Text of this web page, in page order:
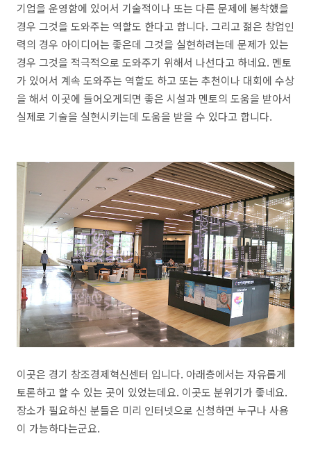
기업을 운영함에 있어서 기술적이나 또는 다른 문제에 봉착했을
경우 그것을 도와주는 역할도 한다고 합니다. 그리고 젊은 창업인
력의 경우 아이디어는 좋은데 그것을 실현하려는데 문제가 있는
경우 그것을 적극적으로 도와주기 위해서 나선다고 하네요. 멘토
가 있어서 계속 도와주는 역할도 하고 또는 추천이나 대회에 수상
을 해서 이곳에 들어오게되면 좋은 시설과 멘토의 도움을 받아서
실제로 기술을 실현시키는데 도움을 받을 수 있다고 합니다.
이곳은 경기 창조경제혁신센터 입니다. 아래층에서는 자유롭게
토론하고 할 수 있는 곳이 있었는데요. 이곳도 분위기가 좋네요.
장소가 필요하신 분들은 미리 인터넷으로 신청하면 누구나 사용
이 가능하다는군요.